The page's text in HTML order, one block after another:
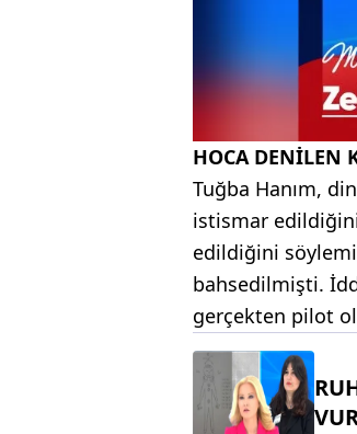
HOCA DENİLEN
Tuğba Hanım,
istismar
edildiğini
bahsedilmişti.
gerçekten pilot